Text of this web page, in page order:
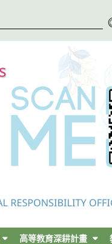
高等教育深耕計畫